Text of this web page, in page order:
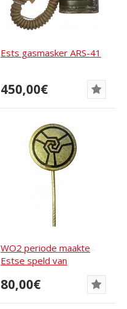
Ests gasmasker ARS-41
450,00€
WO2 periode maakte
Estse speld van
Patriottische Openbare...
80,00€